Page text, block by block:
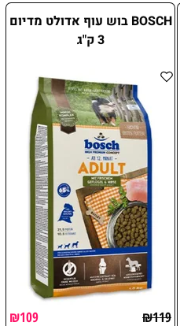
BOSCH בוש עוף אדולט מדיום
3 ק"ג
₪119
₪109